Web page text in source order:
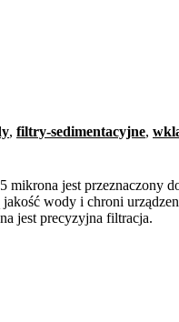
, filtry-sedimentacyjne,
mikrona jest przeznaczony
wody i chroni
jest precyzyjna filtracja.